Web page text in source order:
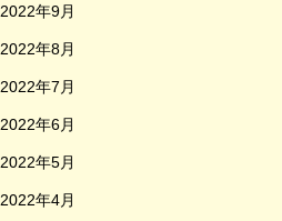
2022年9月
2022年8月
2022年7月
2022年6月
2022年5月
2022年4月